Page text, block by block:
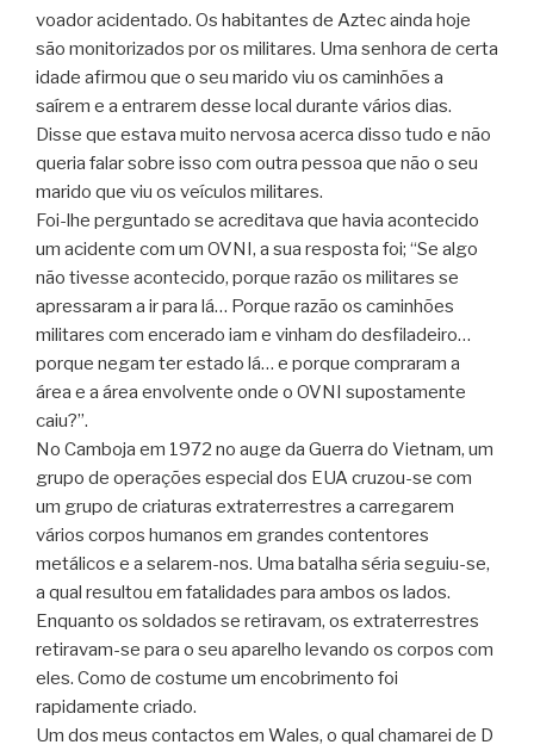
voador acidentado. Os habitantes de Aztec ainda hoje
são monitorizados por os militares. Uma senhora de certa
idade afirmou que o seu marido viu os caminhões a
saírem e a entrarem desse local durante vários dias.
Disse que estava muito nervosa acerca disso tudo e não
queria falar sobre isso com outra pessoa que não o seu
marido que viu os veículos militares.
Foi-lhe perguntado se acreditava que havia acontecido
um acidente com um OVNI, a sua resposta foi; “Se algo
não tivesse acontecido, porque razão os militares se
apressaram a ir para lá… Porque razão os caminhões
militares com encerado iam e vinham do desfiladeiro…
porque negam ter estado lá… e porque compraram a
área e a área envolvente onde o OVNI supostamente
caiu?”.
No Camboja em 1972 no auge da Guerra do Vietnam, um
grupo de operações especial dos EUA cruzou-se com
um grupo de criaturas extraterrestres a carregarem
vários corpos humanos em grandes contentores
metálicos e a selarem-nos. Uma batalha séria seguiu-se,
a qual resultou em fatalidades para ambos os lados.
Enquanto os soldados se retiravam, os extraterrestres
retiravam-se para o seu aparelho levando os corpos com
eles. Como de costume um encobrimento foi
rapidamente criado.
Um dos meus contactos em Wales, o qual chamarei de D